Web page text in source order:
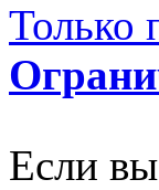
Только
Если